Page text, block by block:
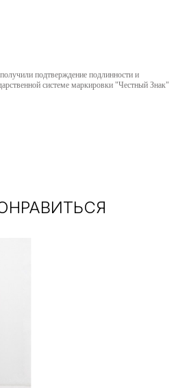
подтверждение подлинности и
системе маркировки "Честный Знак"